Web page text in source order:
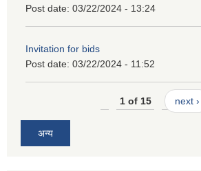
Post date: 03/22/2024 - 13:24
Invitation for bids
Post date: 03/22/2024 - 11:52
1 of 15 next ›
अन्य